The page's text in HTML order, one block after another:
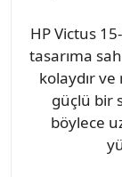
HP Victus
tasarıma
kolaydır ve
güçlü bir
böylece